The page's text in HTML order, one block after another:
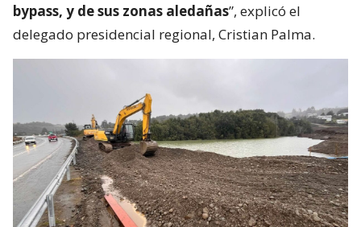
bypass, y de sus zonas aledañas”, explicó el
delegado presidencial regional, Cristian Palma.